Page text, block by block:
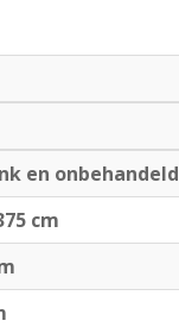
en onbehandeld
cm